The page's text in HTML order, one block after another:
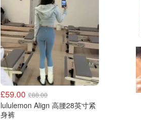
£59.00 £88.00
lululemon Align 高腰28英寸紧
身裤